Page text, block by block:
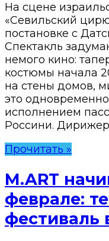
На сцене
«Севильский
постановке с
Спектакль
немого кино:
костюмы начала
на стены домов,
это
исполнением
Россини.
Прочитать »
M.ART
феврале:
фестиваль